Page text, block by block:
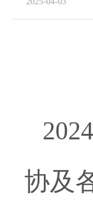
协及